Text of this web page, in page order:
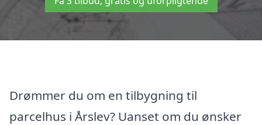
Drømmer du om en tilbygning til
parcelhus i Årslev? Uanset om du ønsker